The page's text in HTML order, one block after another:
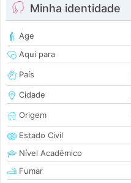
Minha identidade
Age
Aqui para
País
Cidade
Origem
Estado Civil
Nível Acadêmico
Fumar